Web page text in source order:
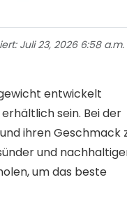
Juli 23, 2026 6:58 a.m.
entwickelt
sein. Bei der
ihren Geschmack
und
um das beste